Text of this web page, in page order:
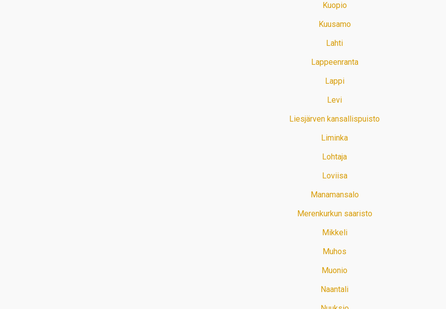
Kuopio
Kuusamo
Lahti
Lappeenranta
Lappi
Levi
Liesjärven kansallispuisto
Liminka
Lohtaja
Loviisa
Manamansalo
Merenkurkun saaristo
Mikkeli
Muhos
Muonio
Naantali